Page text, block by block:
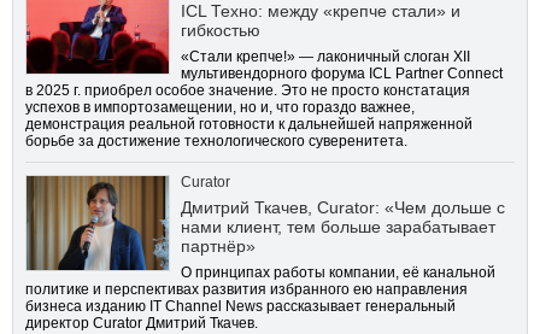
ICL Техно: между «крепче стали» и
гибкостью
«Стали крепче!» — лаконичный слоган XII
мультивендорного форума ICL Partner Connect
в 2025 г. приобрел особое значение. Это не просто констатация
успехов в импортозамещении, но и, что гораздо важнее,
демонстрация реальной готовности к дальнейшей напряженной
борьбе за достижение технологического суверенитета.
Curator
Дмитрий Ткачев, Curator: «Чем дольше с
нами клиент, тем больше зарабатывает
партнёр»
О принципах работы компании, её канальной
политике и перспективах развития избранного ею направления
бизнеса изданию IT Channel News рассказывает генеральный
директор Curator Дмитрий Ткачев.